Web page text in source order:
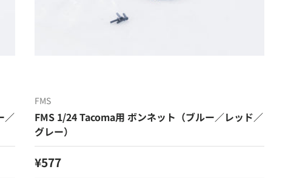
／
FMS
FMS 1/24 Tacoma用 ボンネット（ブルー／レッド／
グレー）
定価
¥577